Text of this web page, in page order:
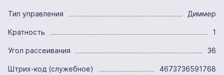
Тип управления Диммер
Кратность 1
Угол рассеивания 36
Штрих-код (служебное) 4673736591768